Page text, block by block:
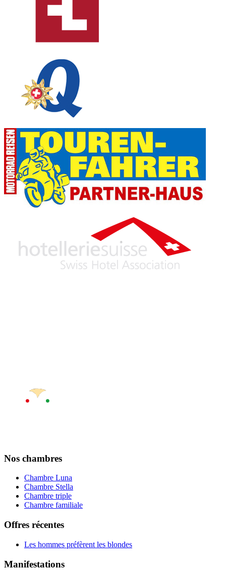
Nos chambres
Chambre Luna
Chambre Stella
Chambre triple
Chambre familiale
Offres récentes
Les hommes préfèrent les blondes
Manifestations